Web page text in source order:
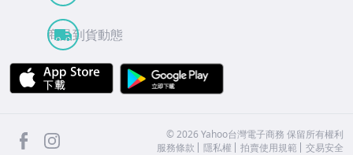
商品到貨動態
APP Store
facebook ©2026 Yahoo台灣電子商務 保留所有權利
服務條款
隱私權 拍賣使用規範 交易安全